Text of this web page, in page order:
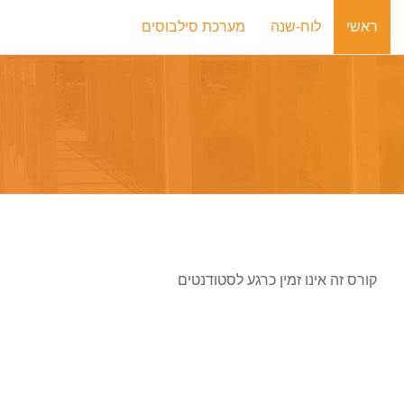
ראשי
לוח-שנה מערכת סילבוסים
קורס זה אינו זמין כרגע לסטודנטים